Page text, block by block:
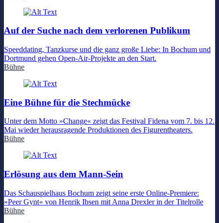
Auf der Suche nach dem verlorenen Publikum
Speeddating, Tanzkurse und die ganz große Liebe: In Bochum und
Dortmund gehen Open-Air-Projekte an den Start.
Bühne
Eine Bühne für die Stechmücke
Unter dem Motto »Change« zeigt das Festival Fidena vom 7. bis 12.
Mai wieder herausragende Produktionen des Figurentheaters.
Bühne
Erlösung aus dem Mann-Sein
Das Schauspielhaus Bochum zeigt seine erste Online-Premiere:
»Peer Gynt« von Henrik Ibsen mit Anna Drexler in der Titelrolle
Bühne